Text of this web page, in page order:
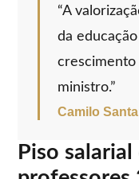
“A
da
crescimento
ministro.”
Camilo
Piso salarial